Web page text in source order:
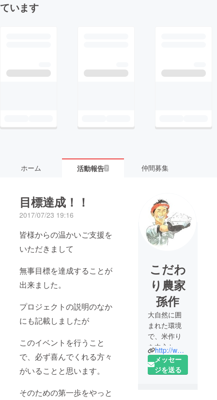
ています
ホーム 活動報告7 仲間募集
目標達成！！
2017/07/23 19:16
皆様からの温かいご支援を
いただきまして
無事目標を達成することが
出来ました。
プロジェクトの説明のなか
にも記載しましたが
このイベントを行うこと
で、必ず喜んでくれる方々
がいることと思います。
そのための第一歩をやっと
こだわ
り農家
孫作
大自然に囲
まれた環境
で、米作り
を中心とし
た農業を営
んでおりま
http://www.magosaku.com
メッセー
ジを送る